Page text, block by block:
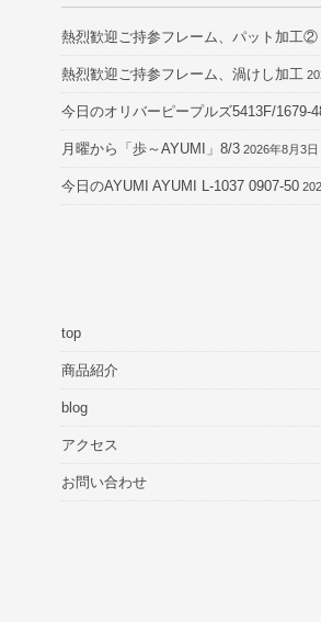
熱烈歓迎ご持参フレーム、パット加工②
熱烈歓迎ご持参フレーム、渦けし加工
今日のオリバーピープルズ5413F/1679-
月曜から「歩～AYUMI」8/3 2026年8月3日
今日のAYUMI AYUMI L-1037 0907-50
top
商品紹介
blog
アクセス
お問い合わせ